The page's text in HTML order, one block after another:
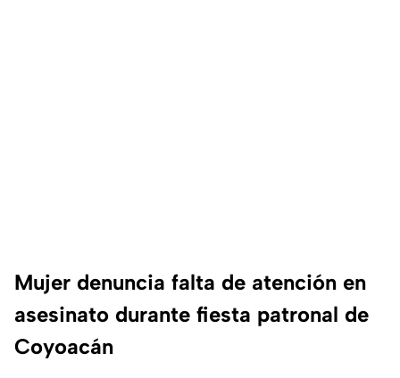
Mujer denuncia falta de atención en
asesinato durante fiesta patronal de
Coyoacán